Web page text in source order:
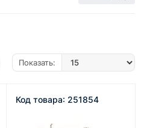
Показать:
Код товара: 251854